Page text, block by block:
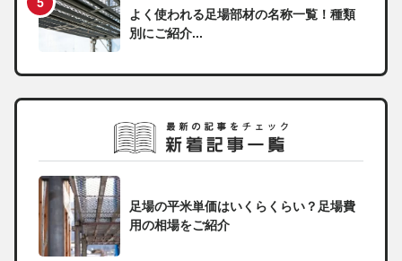
よく使われる足場部材の名称一覧！種類
別にご紹介...
足場の平米単価はいくらくらい？足場費
用の相場をご紹介